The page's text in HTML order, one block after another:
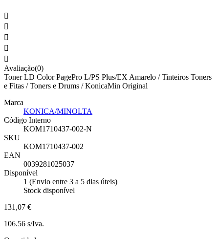





Avaliação(0)
Toner LD Color PagePro L/PS Plus/EX Amarelo / Tinteiros Toners
e Fitas / Toners e Drums / KonicaMin Original
Marca
KONICA/MINOLTA
Código Interno
KOM1710437-002-N
SKU
KOM1710437-002
EAN
0039281025037
Disponível
1 (Envio entre 3 a 5 dias úteis)
Stock disponível
131,07 €
106.56 s/Iva.